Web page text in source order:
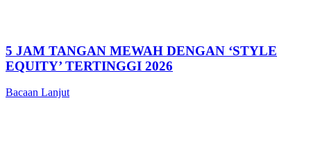
5 JAM TANGAN MEWAH DENGAN ‘STYLE
EQUITY’ TERTINGGI 2026
Bacaan Lanjut